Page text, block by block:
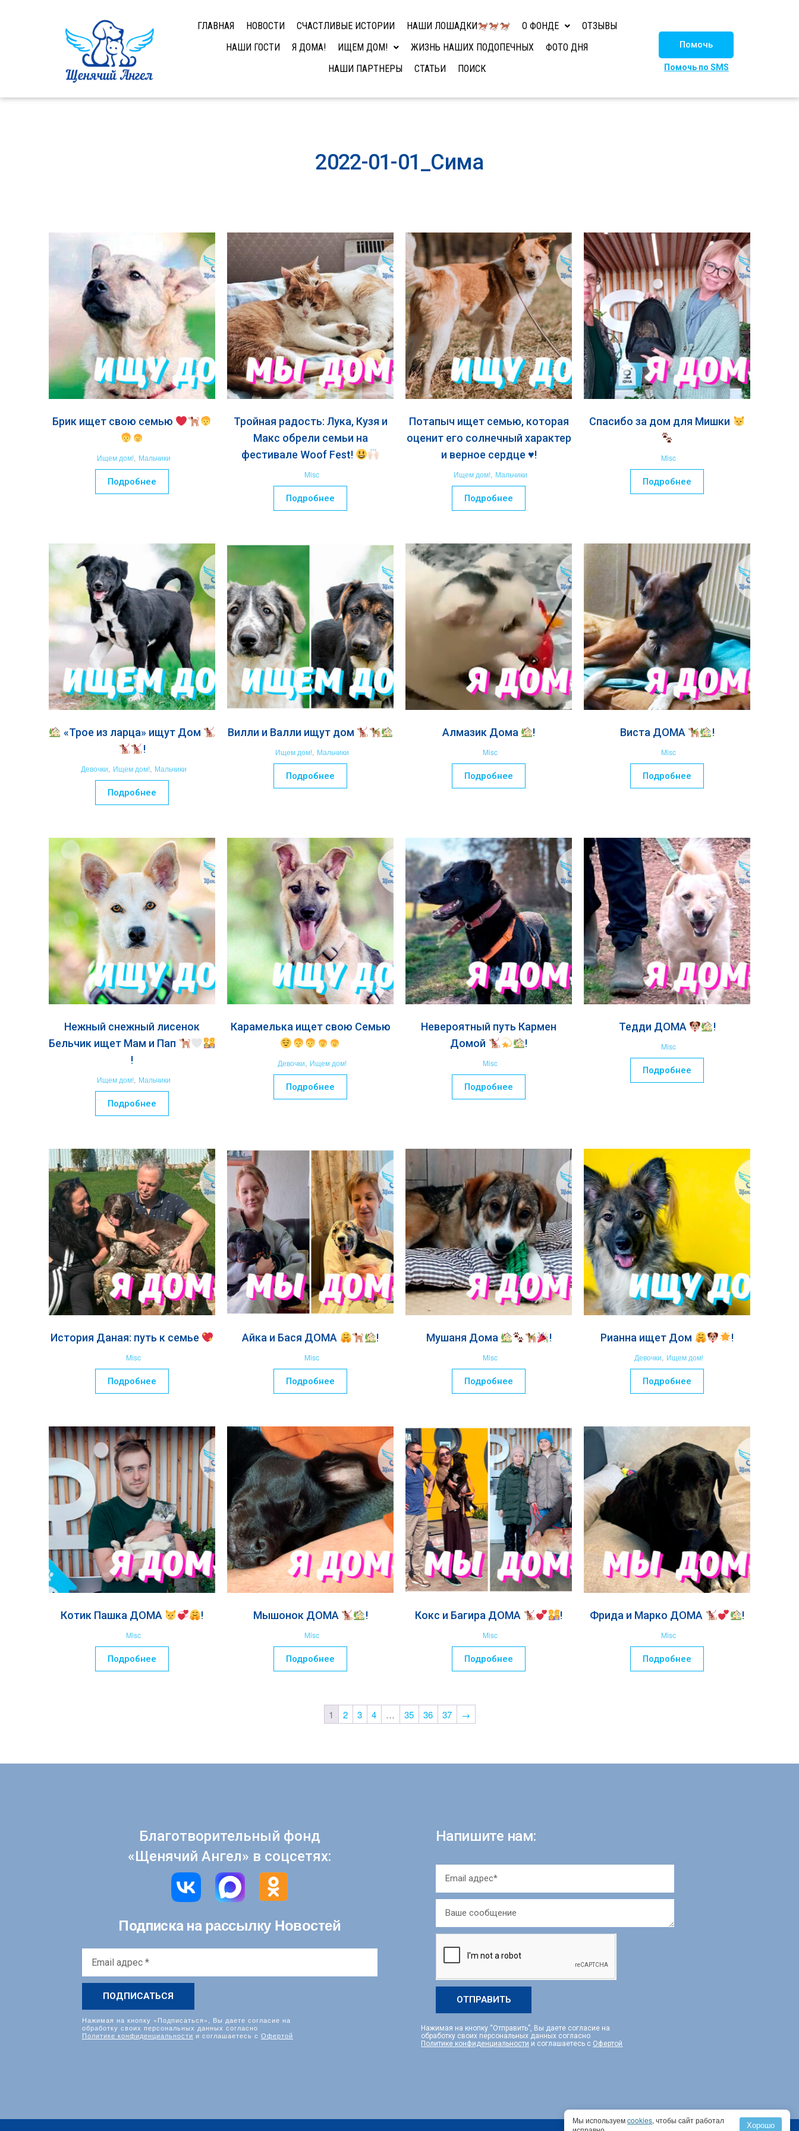
ГЛАВНАЯ НОВОСТИ СЧАСТЛИВЫЕ ИСТОРИИ НАШИ ЛОШАДКИ О ФОНДЕ
ОТЗЫВЫ
НАШИ ГОСТИ
Я ДОМА! ИЩЕМ ДОМ! ЖИЗНЬ НАШИХ ПОДОПЕЧНЫХ
ФОТО ДНЯ
НАШИ ПАРТНЕРЫ
СТАТЬИ ПОИСК
Помочь
Помочь по SMS
2022-01-01_Сима
Брик ищет свою семью
Ищем дом!, Мальчики
Подробнее
Тройная радость: Лука, Кузя и
Макс обрели семьи на
фестивале Woof Fest!
Misc
Подробнее
Потапыч ищет семью, которая
оценит его солнечный характер
и верное сердце ♥️!
Ищем дом!, Мальчики
Подробнее
Спасибо за дом для Мишки
Misc
Подробнее
«Трое из ларца» ищут Дом
!
Девочки, Ищем дом!, Мальчики
Подробнее
Вилли и Валли ищут дом
Ищем дом!, Мальчики
Подробнее
Алмазик Дома !
Misc
Подробнее
Виста ДОМА !
Misc
Подробнее
Нежный снежный лисенок
Бельчик ищет Мам и Пап
!
Ищем дом!, Мальчики
Подробнее
Карамелька ищет свою Семью
Девочки, Ищем дом!
Подробнее
Невероятный путь Кармен
Домой
!
Misc
Подробнее
Тедди ДОМА !
Misc
Подробнее
История Даная: путь к семье
Misc
Подробнее
Айка и Бася ДОМА !
Misc
Подробнее
Мушаня Дома !
Misc
Подробнее
Рианна ищет Дом !
Девочки, Ищем дом!
Подробнее
Котик Пашка ДОМА !
Misc
Подробнее
Мышонок ДОМА !
Misc
Подробнее
Кокс и Багира ДОМА !
Misc
Подробнее
Фрида и Марко ДОМА !
Misc
Подробнее
1 2 3 4 … 35 36 37 →
Благотворительный фонд
«Щенячий Ангел» в соцсетях:
Подписка на рассылку Новостей
адрес
*
Нажимая на кнопку «Подписаться», Вы даете согласие на
обработку своих персональных данных согласно
Политике конфиденциальности и соглашаетесь с Офертой
Напишите нам:
ОТПРАВИТЬ
Нажимая на кнопку “Отправить”, Вы даете согласие на
обработку своих персональных данных согласно
Политике конфиденциальности и соглашаетесь с Офертой
Мы используемcookies, чтобы сайт работал
Хорошо